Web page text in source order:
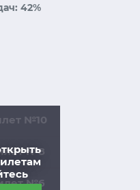
42%
№10
№8
№6